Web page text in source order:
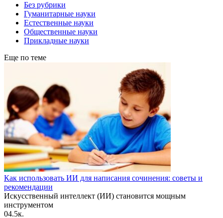
Без рубрики
Гуманитарные науки
Естественные науки
Общественные науки
Прикладные науки
Еще по теме
Как использовать ИИ для написания сочинения: советы и
рекомендации
Искусственный интеллект (ИИ) становится мощным
инструментом
04.5к.